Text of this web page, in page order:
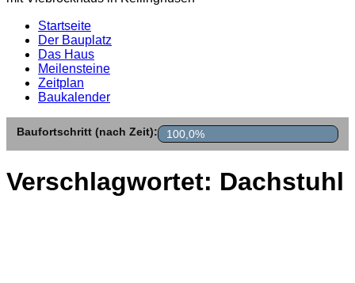
Startseite
Der Bauplatz
Das Haus
Meilensteine
Zeitplan
Baukalender
Baufortschritt (nach Zeit): 100,0%
Verschlagwortet: Dachstuhl